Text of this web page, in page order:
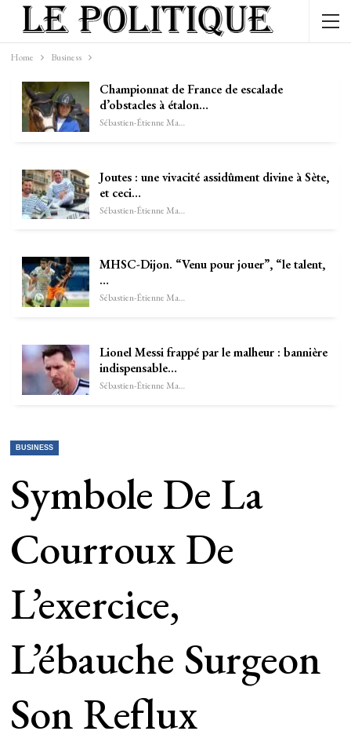
Home Business
Championnat de France de escalade
d’obstacles à étalon…
Sébastien-Étienne Marechal
Joutes : une vivacité assidûment divine à Sète,
et ceci…
Sébastien-Étienne Marechal
MHSC-Dijon. “Venu pour jouer”, “le talent,
…
Sébastien-Étienne Marechal
Lionel Messi frappé par le malheur : bannière
indispensable…
Sébastien-Étienne Marechal
BUSINESS
Symbole De La
Courroux De
L’exercice,
L’ébauche Surgeon
Son Reflux